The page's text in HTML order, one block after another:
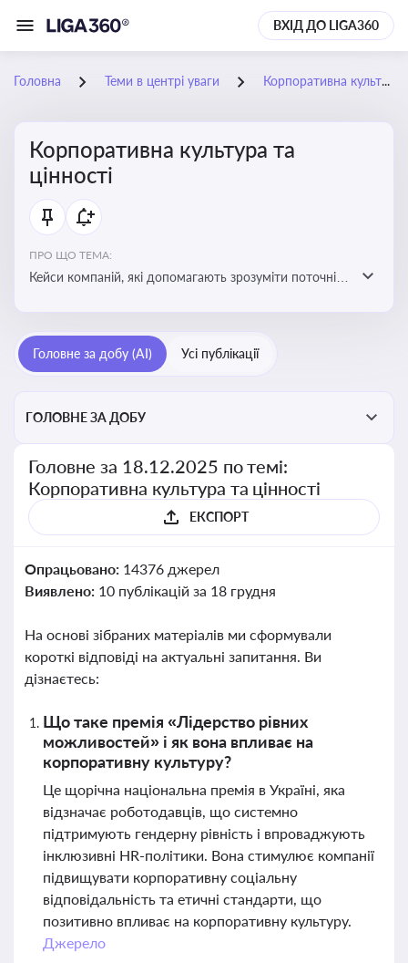
ВХІД ДО LIGA360
Головна Теми в центрі уваги Корпоративна культура та цінності
Корпоративна культура та
цінності
ПРО ЩО ТЕМА:
Кейси компаній, які допомагають зрозуміти поточні
бізнес-середовища
Головне за добу (AI) Усі публікації
ГОЛОВНЕ ЗА ДОБУ
Головне за 18.12.2025 по темі:
Корпоративна культура та цінності
ЕКСПОРТ
Опрацьовано: 14376 джерел
Виявлено: 10 публікацій за 18 грудня
На основі зібраних матеріалів ми сформували
короткі відповіді на актуальні запитання. Ви
дізнаєтесь:
Що таке премія «Лідерство рівних
можливостей» і як вона впливає на
корпоративну культуру?
Це щорічна національна премія в Україні, яка
відзначає роботодавців, що системно
підтримують гендерну рівність і впроваджують
інклюзивні HR-політики. Вона стимулює компанії
підвищувати корпоративну соціальну
відповідальність та етичні стандарти, що
позитивно впливає на корпоративну культуру.
Джерело